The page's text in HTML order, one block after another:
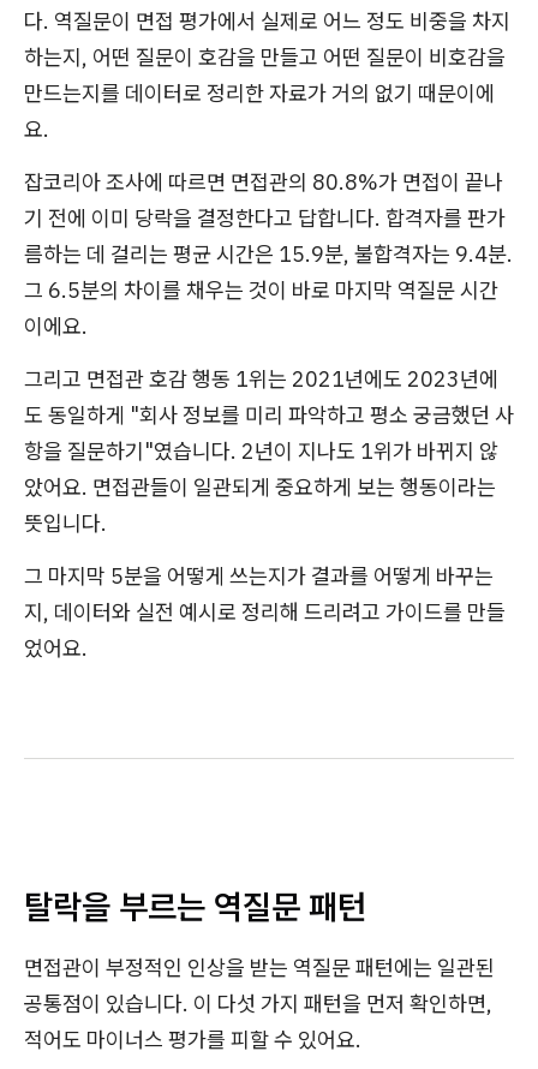
다. 역질문이 면접 평가에서 실제로 어느 정도 비중을 차지
하는지, 어떤 질문이 호감을 만들고 어떤 질문이 비호감을
만드는지를 데이터로 정리한 자료가 거의 없기 때문이에
요.
잡코리아 조사에 따르면 면접관의 80.8%가 면접이 끝나
기 전에 이미 당락을 결정한다고 답합니다. 합격자를 판가
름하는 데 걸리는 평균 시간은 15.9분, 불합격자는 9.4분.
그 6.5분의 차이를 채우는 것이 바로 마지막 역질문 시간
이에요.
그리고 면접관 호감 행동 1위는 2021년에도 2023년에
도 동일하게 "회사 정보를 미리 파악하고 평소 궁금했던 사
항을 질문하기"였습니다. 2년이 지나도 1위가 바뀌지 않
았어요. 면접관들이 일관되게 중요하게 보는 행동이라는
뜻입니다.
그 마지막 5분을 어떻게 쓰는지가 결과를 어떻게 바꾸는
지, 데이터와 실전 예시로 정리해 드리려고 가이드를 만들
었어요.
탈락을 부르는 역질문 패턴
면접관이 부정적인 인상을 받는 역질문 패턴에는 일관된
공통점이 있습니다. 이 다섯 가지 패턴을 먼저 확인하면,
적어도 마이너스 평가를 피할 수 있어요.